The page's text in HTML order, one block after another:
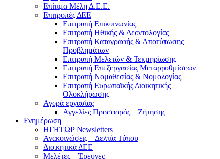
Επίτιμα Mέλη Δ.Ε.Ε.
Επιτροπές ΔΕΕ
Επιτροπή Επικοινωνίας
Επιτροπή Ηθικής & Δεοντολογίας
Επιτροπή Καταγραφής & Αποτύπωσης
Προβλημάτων
Επιτροπή Μελετών & Τεκμηρίωσης
Επιτροπή Επεξεργασίας Μεταρρυθμίσεων
Επιτροπή Νομοθεσίας & Νομολογίας
Επιτροπή Ευρωπαϊκής Διοικητικής
Ολοκλήρωσης
Αγορά εργασίας
Αγγελίες Προσφοράς – Ζήτησης
Ενημέρωση
ΗΓΗΤΩΡ Newsletters
Ανακοινώσεις – Δελτία Τύπου
Διοικητικά ΔΕΕ
Μελέτες – Έρευνες